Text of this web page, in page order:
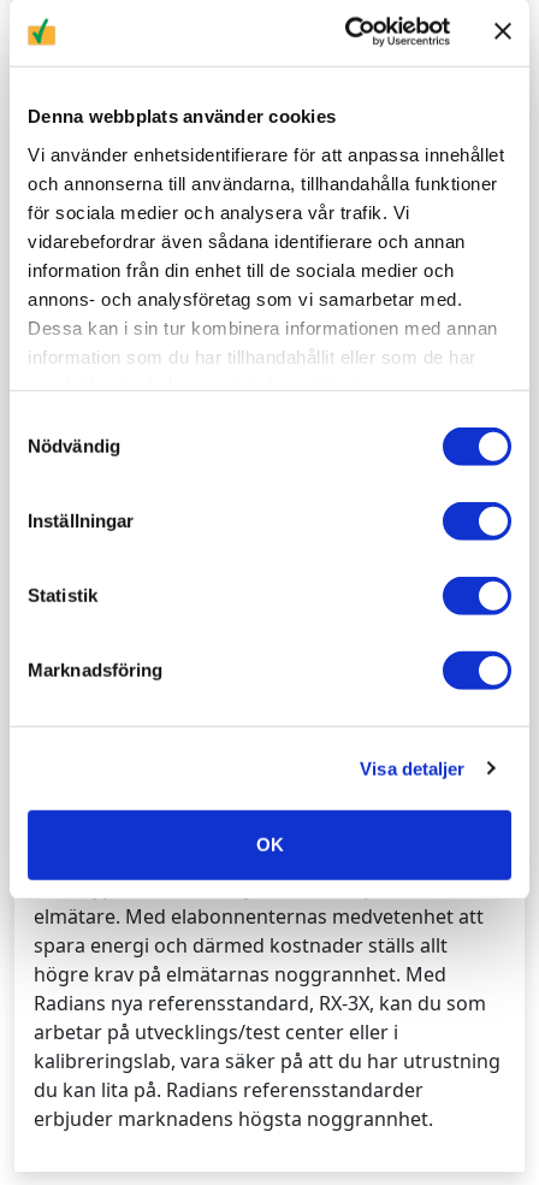
Denna webbplats använder cookies
Vi använder enhetsidentifierare för att anpassa innehållet
och annonserna till användarna, tillhandahålla funktioner
för sociala medier och analysera vår trafik. Vi
vidarebefordrar även sådana identifierare och annan
information från din enhet till de sociala medier och
annons- och analysföretag som vi samarbetar med.
Dessa kan i sin tur kombinera informationen med annan
information som du har tillhandahållit eller som de har
Nödvändig
Inställningar
Statistik
Marknadsföring
Visa detaljer
OK
referensstandarder ”RX-3X” och ”RX-2X” för kontroll
2018-04-27
Det beräknas att över 200 miljoner elmätare av
äldre typ kommer att bytas ut i Europa till ”Smarta”
elmätare. Med elabonnenternas medvetenhet att
spara energi och därmed kostnader ställs allt
högre krav på elmätarnas noggrannhet. Med
Radians nya referensstandard, RX-3X, kan du som
arbetar på utvecklings/test center eller i
kalibreringslab, vara säker på att du har utrustning
du kan lita på. Radians referensstandarder
erbjuder marknadens högsta noggrannhet.